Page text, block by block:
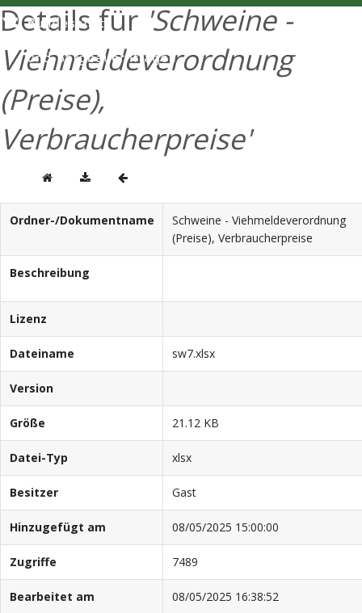
Details für 'Schweine -
Viehmeldeverordnung
(Preise),
Verbraucherpreise'
Ordner-/Dokumentname
Schweine - Viehmeldeverordnung
(Preise), Verbraucherpreise
Beschreibung
Lizenz
Dateiname sw7.xlsx
Version
Größe 21.12 KB
Datei-Typ xlsx
Besitzer Gast
Hinzugefügt am 08/05/2025 15:00:00
Zugriffe 7489
Bearbeitet am 08/05/2025 16:38:52